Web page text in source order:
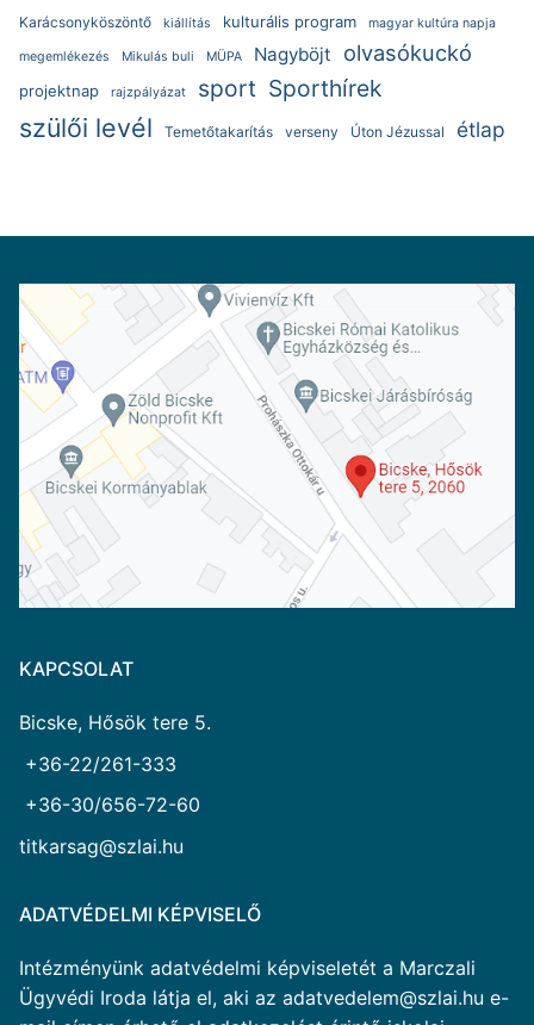
Karácsonyköszöntő
kiállítás kulturális program magyar kultúra napja
megemlékezés Mikulás buli MÜPA Nagyböjt olvasókuckó
projektnap rajzpályázat sport Sporthírek
szülői levél Temetőtakarítás verseny Úton Jézussal étlap
KAPCSOLAT
Bicske, Hősök tere 5.
+36-22/261-333
+36-30/656-72-60
titkarsag@szlai.hu
ADATVÉDELMI KÉPVISELŐ
Intézményünk adatvédelmi képviseletét a Marczali
Ügyvédi Iroda látja el, aki az adatvedelem@szlai.hu e-